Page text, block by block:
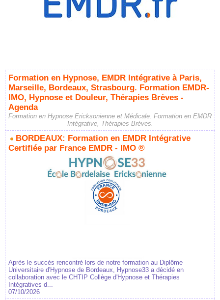
Formation en Hypnose, EMDR Intégrative à Paris,
Marseille, Bordeaux, Strasbourg. Formation EMDR-
IMO, Hypnose et Douleur, Thérapies Brèves -
Agenda
Formation en Hypnose Ericksonienne et Médicale. Formation en EMDR
Intégrative, Thérapies Brèves.
BORDEAUX: Formation en EMDR Intégrative
Certifiée par France EMDR - IMO ®
Après le succès rencontré lors de notre formation au Diplôme
Universitaire d'Hypnose de Bordeaux, Hypnose33 a décidé en
collaboration avec le CHTIP Collège d'Hypnose et Thérapies
Intégratives d...
07/10/2026